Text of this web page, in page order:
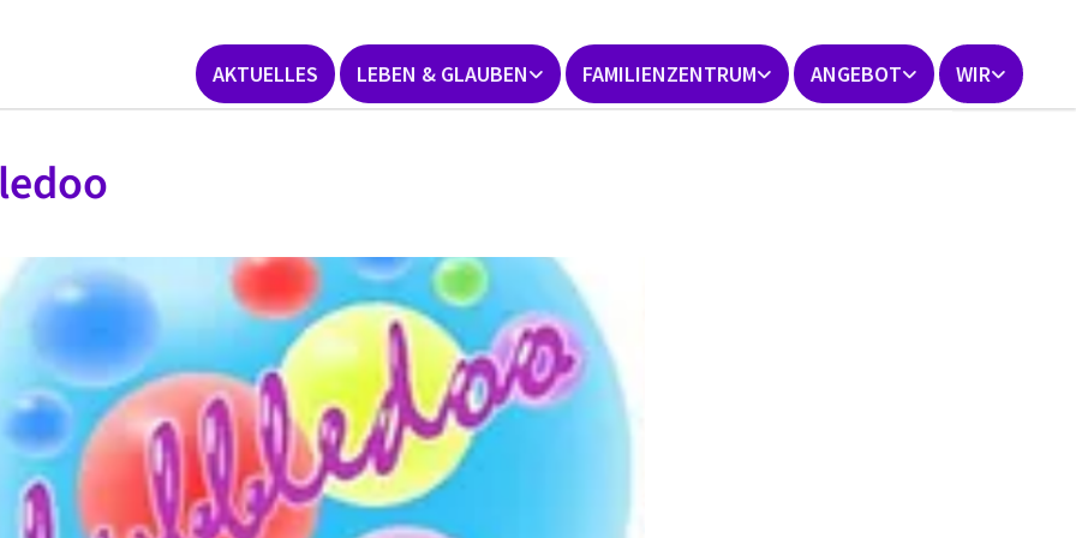
AKTUELLES LEBEN & GLAUBEN FAMILIENZENTRUM ANGEBOT WIR